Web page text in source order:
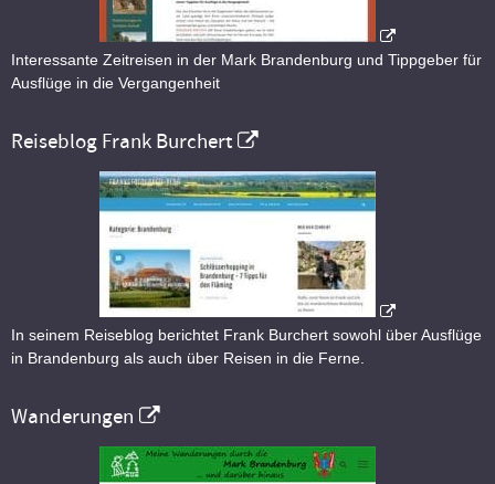
Interessante Zeitreisen in der Mark Brandenburg und Tippgeber für
Ausflüge in die Vergangenheit
Reiseblog Frank Burchert
In seinem Reiseblog berichtet Frank Burchert sowohl über Ausflüge
in Brandenburg als auch über Reisen in die Ferne.
Wanderungen